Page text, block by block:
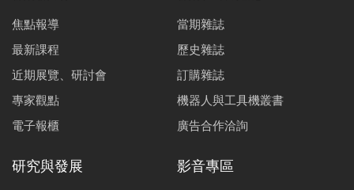
焦點報導
最新課程
近期展覽、研討會
專家觀點
電子報櫃
當期雜誌
歷史雜誌
訂購雜誌
機器人與工具機叢書
廣告合作洽詢
研究與發展 影音專區